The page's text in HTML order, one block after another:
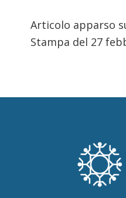
Articolo apparso
Stampa del 27